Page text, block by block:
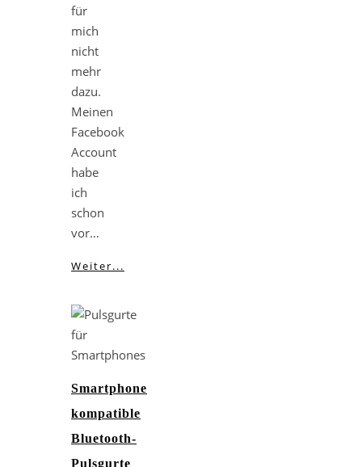
für
mich
nicht
mehr
dazu.
Meinen
Facebook
Account
habe
ich
schon
vor…
Weiter...
Smartphone
kompatible
Bluetooth-
Pulsgurte